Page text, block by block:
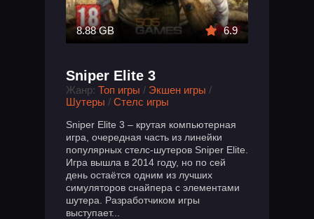
8.88 GB 6.9
Sniper Elite 3
Жанр: Топ игры / Экшен игры /
Шутеры / Стелс игры
Sniper Elite 3 – крутая компьютерная
игра, очередная часть из линейки
популярных стелс-шутеров Sniper Elite.
Игра вышла в 2014 году, но по сей
день остаётся одним из лучших
симуляторов снайпера с элементами
шутера. Разработчиком игры
выступает...